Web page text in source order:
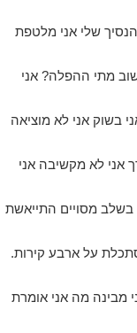
שלי אני מלטפת
מתי ההפלה? אני
בשוק אני לא מוציאה
אני לא מקשיבה אני
מסויים התייאשת
על ארבע קירות.
מבינה מה אני אומרת